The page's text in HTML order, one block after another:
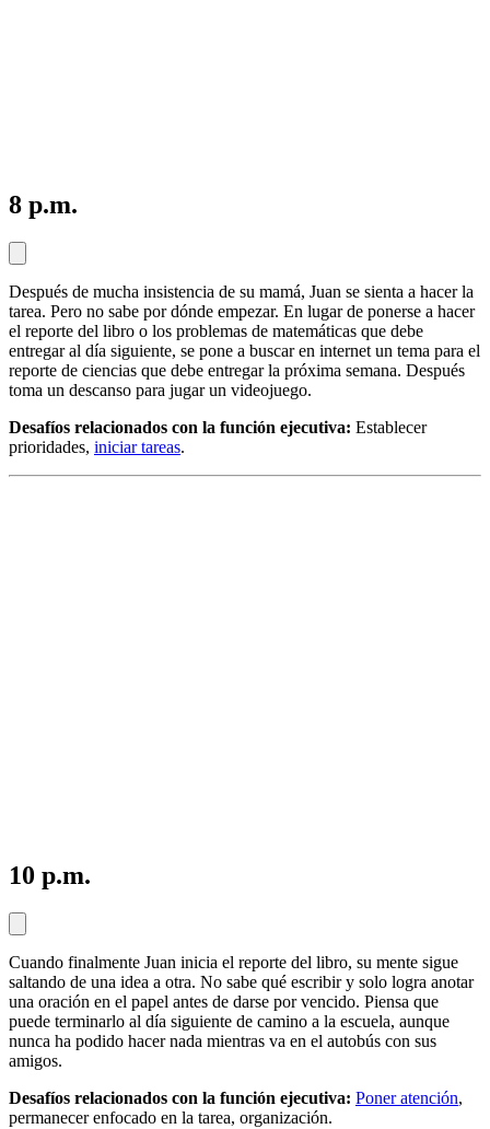
8 p.m.
Después de mucha insistencia de su mamá, Juan se sienta a hacer la
tarea. Pero no sabe por dónde empezar. En lugar de ponerse a hacer
el reporte del libro o los problemas de matemáticas que debe
entregar al día siguiente, se pone a buscar en internet un tema para el
reporte de ciencias que debe entregar la próxima semana. Después
toma un descanso para jugar un videojuego.
Desafíos relacionados con la función ejecutiva: Establecer
prioridades, iniciar tareas.
10 p.m.
Cuando finalmente Juan inicia el reporte del libro, su mente sigue
saltando de una idea a otra. No sabe qué escribir y solo logra anotar
una oración en el papel antes de darse por vencido. Piensa que
puede terminarlo al día siguiente de camino a la escuela, aunque
nunca ha podido hacer nada mientras va en el autobús con sus
amigos.
Desafíos relacionados con la función ejecutiva: Poner atención,
permanecer enfocado en la tarea, organización.